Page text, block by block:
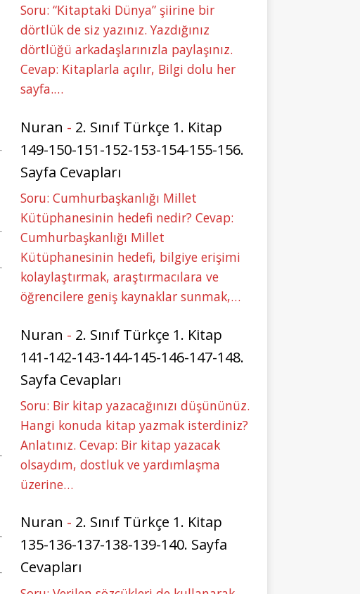
Soru: “Kitaptaki Dünya” şiirine bir
dörtlük de siz yazınız. Yazdığınız
dörtlüğü arkadaşlarınızla paylaşınız.
Cevap: Kitaplarla açılır, Bilgi dolu her
sayfa.…
Nuran - 2. Sınıf Türkçe 1. Kitap
149-150-151-152-153-154-155-156.
Sayfa Cevapları
Soru: Cumhurbaşkanlığı Millet
Kütüphanesinin hedefi nedir? Cevap:
Cumhurbaşkanlığı Millet
Kütüphanesinin hedefi, bilgiye erişimi
kolaylaştırmak, araştırmacılara ve
öğrencilere geniş kaynaklar sunmak,…
Nuran - 2. Sınıf Türkçe 1. Kitap
141-142-143-144-145-146-147-148.
Sayfa Cevapları
Soru: Bir kitap yazacağınızı düşününüz.
Hangi konuda kitap yazmak isterdiniz?
Anlatınız. Cevap: Bir kitap yazacak
olsaydım, dostluk ve yardımlaşma
üzerine…
Nuran - 2. Sınıf Türkçe 1. Kitap
135-136-137-138-139-140. Sayfa
Cevapları